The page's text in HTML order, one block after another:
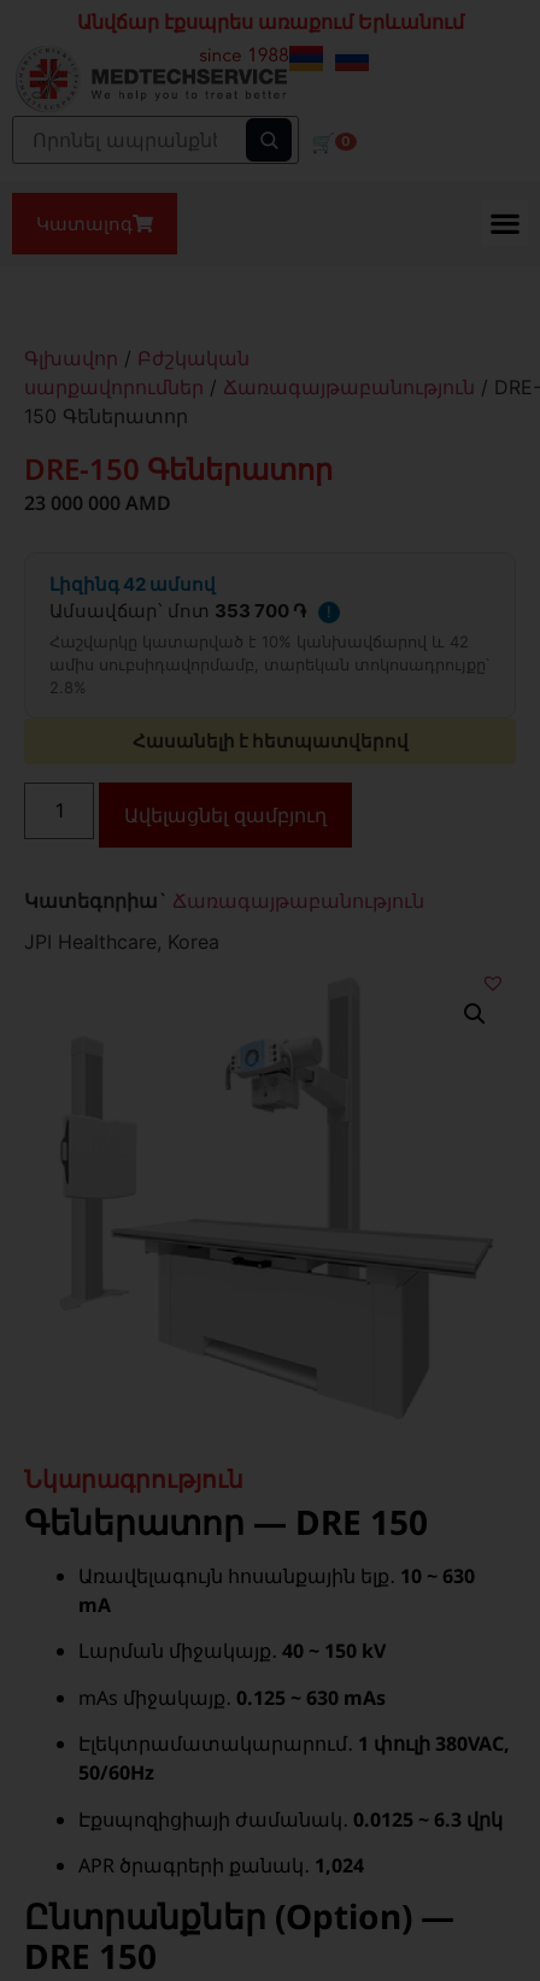
Անվճար էքսպրես առաքում Երևանում
🛒 0
Կատալոգ
Գլխավոր / Բժշկական
սարքավորումներ / Ճառագայթաբանություն / DRE-
150 Գեներատոր
DRE-150 Գեներատոր
23 000 000 AMD
Լիզինգ 42 ամսով
Ամսավճար՝ մոտ 353 700 ֏
!
Հաշվարկը կատարված է 10% կանխավճարով և 42
ամիս սուբսիդավորմամբ, տարեկան տոկոսադրույքը՝
2.8%
Հասանելի է հետպատվերով
Ավելացնել զամբյուղ
Կատեգորիա` Ճառագայթաբանություն
JPI Healthcare, Korea
Նկարագրություն
Գեներատոր — DRE 150
Առավելագույն հոսանքային ելք․ 10 ~ 630
mA
Լարման միջակայք․ 40 ~ 150 kV
mAs միջակայք․ 0.125 ~ 630 mAs
Էլեկտրամատակարարում․ 1 փուլի 380VAC,
50/60Hz
Էքսպոզիցիայի ժամանակ․ 0.0125 ~ 6.3 վրկ
APR ծրագրերի քանակ․ 1,024
Ընտրանքներ (Option) —
DRE 150